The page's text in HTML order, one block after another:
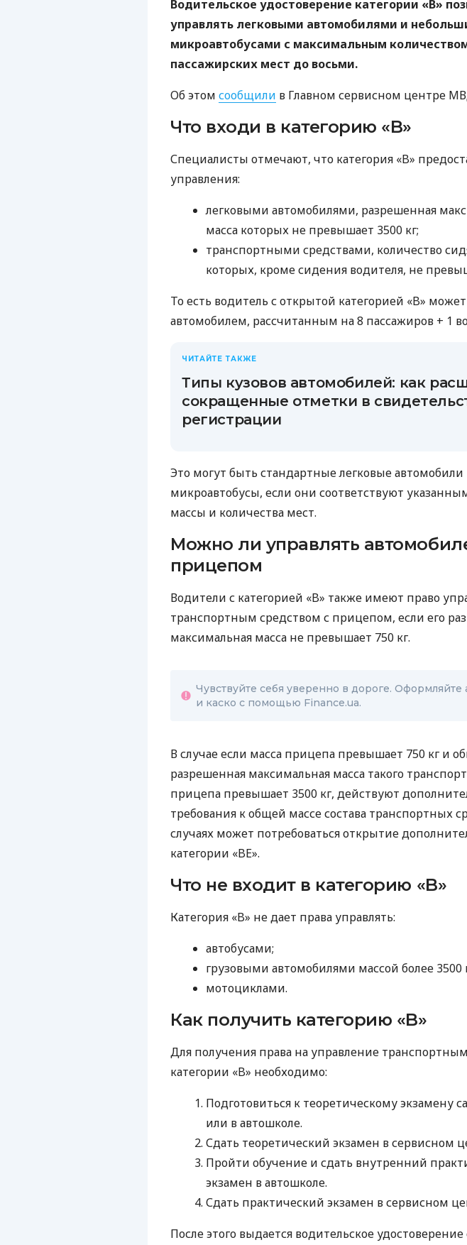
Водительское удостоверение категории «B»
управлять легковыми автомобилями и
микроавтобусами с максимальным
пассажирских мест до восьми.
Об этом сообщили в Главном сервисном центре
Что входи в категорию «B»
Специалисты отмечают, что категория «B»
управления:
легковыми автомобилями, разрешенная
масса которых не превышает 3500 кг;
транспортными средствами, количество
которых, кроме сидения водителя, не
То есть водитель с открытой категорией «B»
автомобилем, рассчитанным на 8 пассажиров + 1
ЧИТАЙТЕ ТАКЖЕ
Типы кузовов автомобилей: как
сокращенные отметки в
регистрации
Это могут быть стандартные легковые
микроавтобусы, если они соответствуют
массы и количества мест.
Можно ли управлять
прицепом
Водители с категорией «B» также имеют право
транспортным средством с прицепом, если его
максимальная масса не превышает 750 кг.
Чувствуйте себя уверенно в дороге. Оформляйте
и каско с помощью Finance.ua.
В случае если масса прицепа превышает 750 кг и
разрешенная максимальная масса такого
прицепа превышает 3500 кг, действуют
требования к общей массе состава транспортных
случаях может потребоваться открытие
категории «BЕ».
Что не входит в категорию «B»
Категория «B» не дает права управлять:
автобусами;
грузовыми автомобилями массой более 3500
мотоциклами.
Как получить категорию «B»
Для получения права на управление
категории «B» необходимо:
Подготовиться к теоретическому экзамену
или в автошколе.
Сдать теоретический экзамен в сервисном
Пройти обучение и сдать внутренний
экзамен в автошколе.
Сдать практический экзамен в сервисном
После этого выдается водительское